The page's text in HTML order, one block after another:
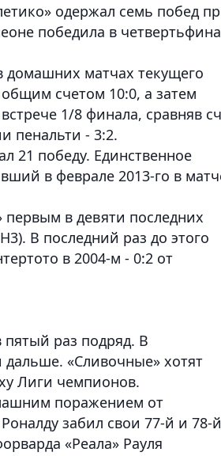
одержал семь побед
победила в
домашних матчах текущего
счетом 10:0, а затем
1/8 финала, сравняв
пенальти - 3:2.
21 победу. Единственное
в феврале 2013-го в
первым в девяти последних
В последний раз до этого
в 2004-м - 0:2 от
раз подряд. В
«Сливочные» хотят
Лиги чемпионов.
поражением от
забил свои 77-й и 78-й
«Реала» Рауля